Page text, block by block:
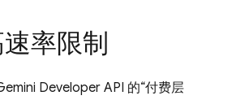
率限制
Developer API 的“付费层